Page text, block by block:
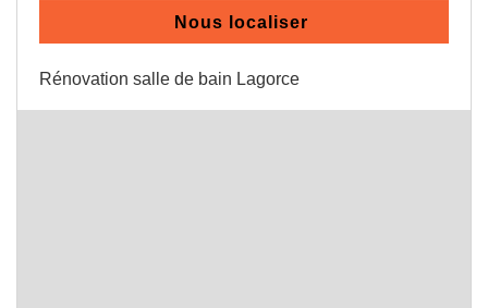
Nous localiser
Rénovation salle de bain Lagorce